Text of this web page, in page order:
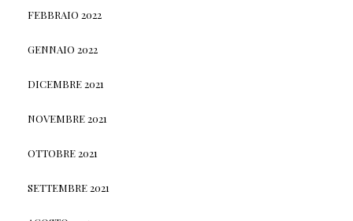
FEBBRAIO 2022
GENNAIO 2022
DICEMBRE 2021
NOVEMBRE 2021
OTTOBRE 2021
SETTEMBRE 2021